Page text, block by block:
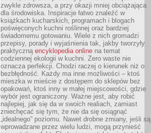
zwykle zdrowsza, a przy okazji mniej obciążająca
dla środowiska. Inspiracje łatwo znaleźć w
książkach kucharskich, programach i blogach
poświęconych kuchni roślinnej oraz bardziej
świadomemu gotowaniu. Wiele z nich gromadzi
przepisy, porady i wyjaśnienia tak, jakby tworzyły
praktyczną encyklopedia online na temat
codziennej ekologii w kuchni. Zero waste nie
oznacza perfekcji. Chodzi raczej o kierunek niż o
bezbłędność. Każdy ma inne możliwości – ktoś
mieszka w mieście z dostępem do sklepów bez
opakowań, ktoś inny w małej miejscowości, gdzie
wybór jest ograniczony. Ważne jest, aby robić
najlepiej, jak się da w swoich realiach, zamiast
zniechęcać się tym, że nie da się osiągnąć
„idealnego” poziomu. Nawet drobne zmiany, jeśli są
wprowadzane przez wielu ludzi, mogą przynieść